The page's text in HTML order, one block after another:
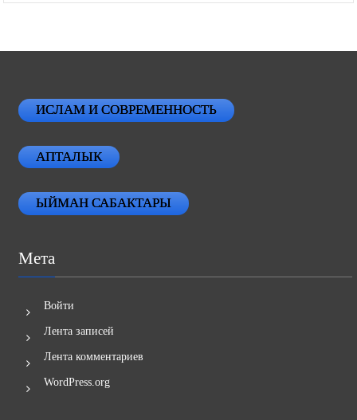
ИСЛАМ И СОВРЕМЕННОСТЬ
АПТАЛЫК
ЫЙМАН САБАКТАРЫ
Мета
Войти
Лента записей
Лента комментариев
WordPress.org